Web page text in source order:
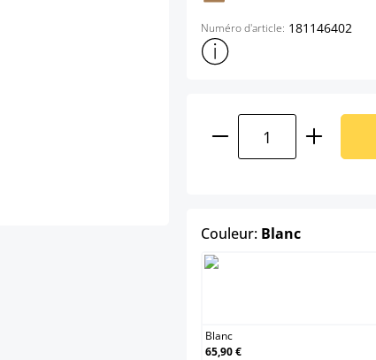
Numéro d'article: 181146402
Afficher plus d'informations
Quantité de
Couleur: Blancselect
Blanc
65,90 €